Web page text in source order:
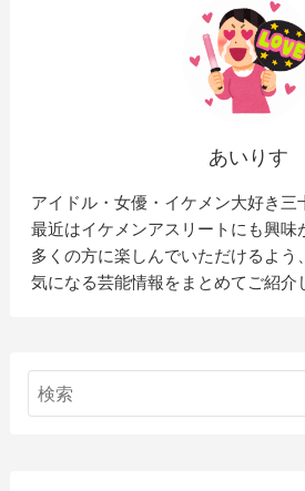
あいりす
アイドル・女優・イケメン大好き
最近はイケメンアスリートにも興味
多くの方に楽しんでいただけるよう、
気になる芸能情報をまとめてご紹介